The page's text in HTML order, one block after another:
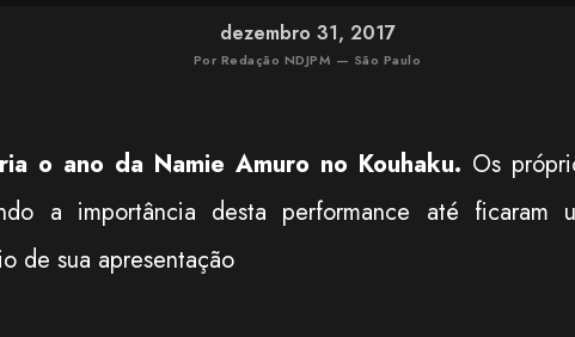
dezembro 31, 2017
Por Redação NDJPM — São Paulo
o ano da Namie Amuro no Kouhaku. Os
a importância desta performance até ficaram
de sua apresentação